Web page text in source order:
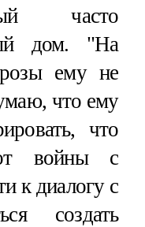
часто
дом. "На
ему не
что ему
что
войны с
к диалогу с
создать